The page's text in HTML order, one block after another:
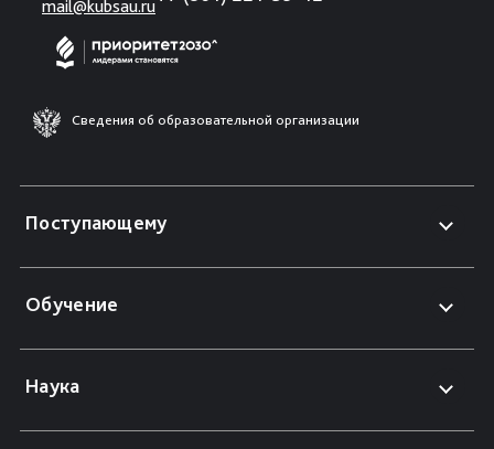
mail@kubsau.ru
Сведения об образовательной организации
Поступающему
Обучение
Наука